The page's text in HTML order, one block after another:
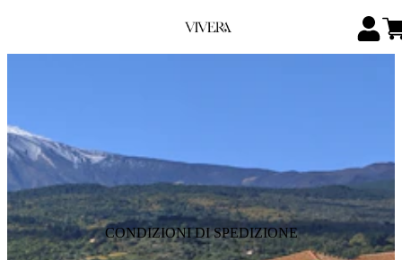
CONDIZIONI DI SPEDIZIONE